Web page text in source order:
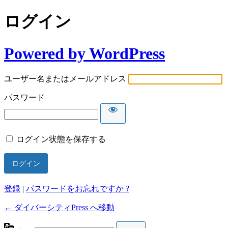
ログイン
Powered by WordPress
ユーザー名またはメールアドレス
パスワード
ログイン状態を保存する
登録 | パスワードをお忘れですか ?
← ダイバーシティPress へ移動